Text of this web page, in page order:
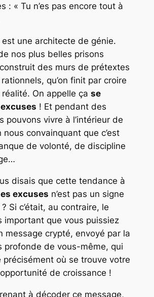
: « Tu n’es pas encore tout à
une architecte de génie.
nos plus belles prisons
des murs de prétextes
qu’on finit par croire
réalité. On appelle ça se
! Et pendant des
pouvons vivre à l’intérieur de
nous convainquant que c’est
de volonté, de discipline
disais que cette tendance à
excuses n’est pas un signe
Si c’était, au contraire, le
important que vous puissiez
message crypté, envoyé par la
profonde de vous-même, qui
précisément où se trouve votre
de croissance !
à décoder ce message,